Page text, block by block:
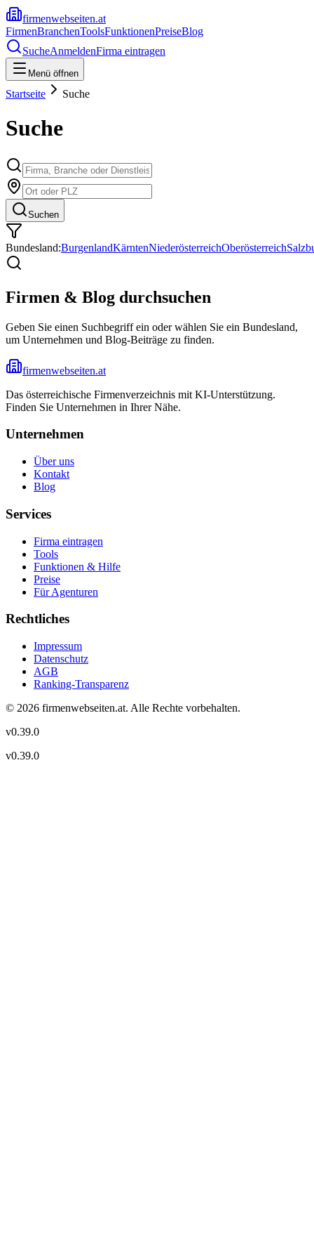
firmenwebseiten.at
FirmenBranchenToolsFunktionenPreiseBlog
SucheAnmeldenFirma eintragen
Menü öffnen
Startseite Suche
Suche
Suchen
Bundesland:BurgenlandKärntenNiederösterreichOberösterreich
Firmen & Blog durchsuchen
Geben Sie einen Suchbegriff ein oder wählen Sie ein Bundesland,
um Unternehmen und Blog-Beiträge zu finden.
firmenwebseiten.at
Das österreichische Firmenverzeichnis mit KI-Unterstützung.
Finden Sie Unternehmen in Ihrer Nähe.
Unternehmen
Über uns
Kontakt
Blog
Services
Firma eintragen
Tools
Funktionen & Hilfe
Preise
Für Agenturen
Rechtliches
Impressum
Datenschutz
AGB
Ranking-Transparenz
© 2026 firmenwebseiten.at. Alle Rechte vorbehalten.
v0.39.0
v0.39.0